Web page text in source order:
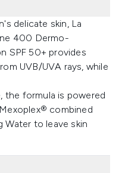
delicate skin, La
400 Dermo-
SPF 50+ provides
UVB/UVA rays, while
the formula is powered
combined
Water to leave skin